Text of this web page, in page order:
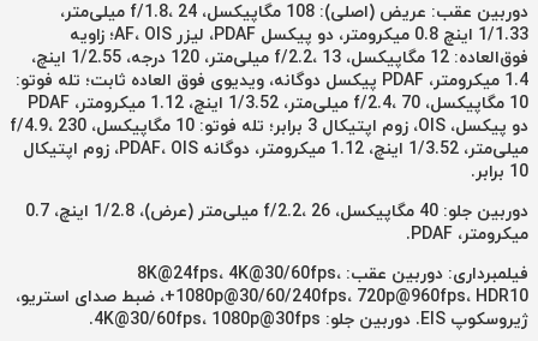
دوربین عقب: عریض (اصلی): 108 مگاپیکسل، f/1.8، 24 میلی‌متر،
1/1.33 اینچ 0.8 میکرومتر، دو پیکسل PDAF، لیزر AF، OIS؛ زاویه
فوق‌العاده: 12 مگاپیکسل، f/2.2، 13 میلی‌متر، 120 درجه، 1/2.55 اینچ،
1.4 میکرومتر، PDAF پیکسل دوگانه، ویدیوی فوق العاده ثابت؛ تله فوتو:
10 مگاپیکسل، f/2.4، 70 میلی‌متر، 1/3.52 اینچ، 1.12 میکرومتر، PDAF
دو پیکسل، OIS، زوم اپتیکال 3 برابر؛ تله فوتو: 10 مگاپیکسل، f/4.9، 230
میلی‌متر، 1/3.52 اینچ، 1.12 میکرومتر، دوگانه PDAF، OIS، زوم اپتیکال
10 برابر.
دوربین جلو: 40 مگاپیکسل، f/2.2، 26 میلی‌متر (عرض)، 1/2.8 اینچ، 0.7
میکرومتر، PDAF.
فیلمبرداری: دوربین عقب: 8K@24fps، 4K@30/60fps،
1080p@30/60/240fps، 720p@960fps، HDR10+، ضبط صدای استریو،
ژیروسکوپ EIS. دوربین جلو: 4K@30/60fps، 1080p@30fps.